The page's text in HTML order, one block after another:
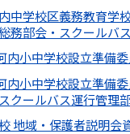
内中学校区義務教育学
務部会・スクールバ
内小中学校設立準備
内小中学校設立準備
クールバス運行管理部
地域・保護者説明会